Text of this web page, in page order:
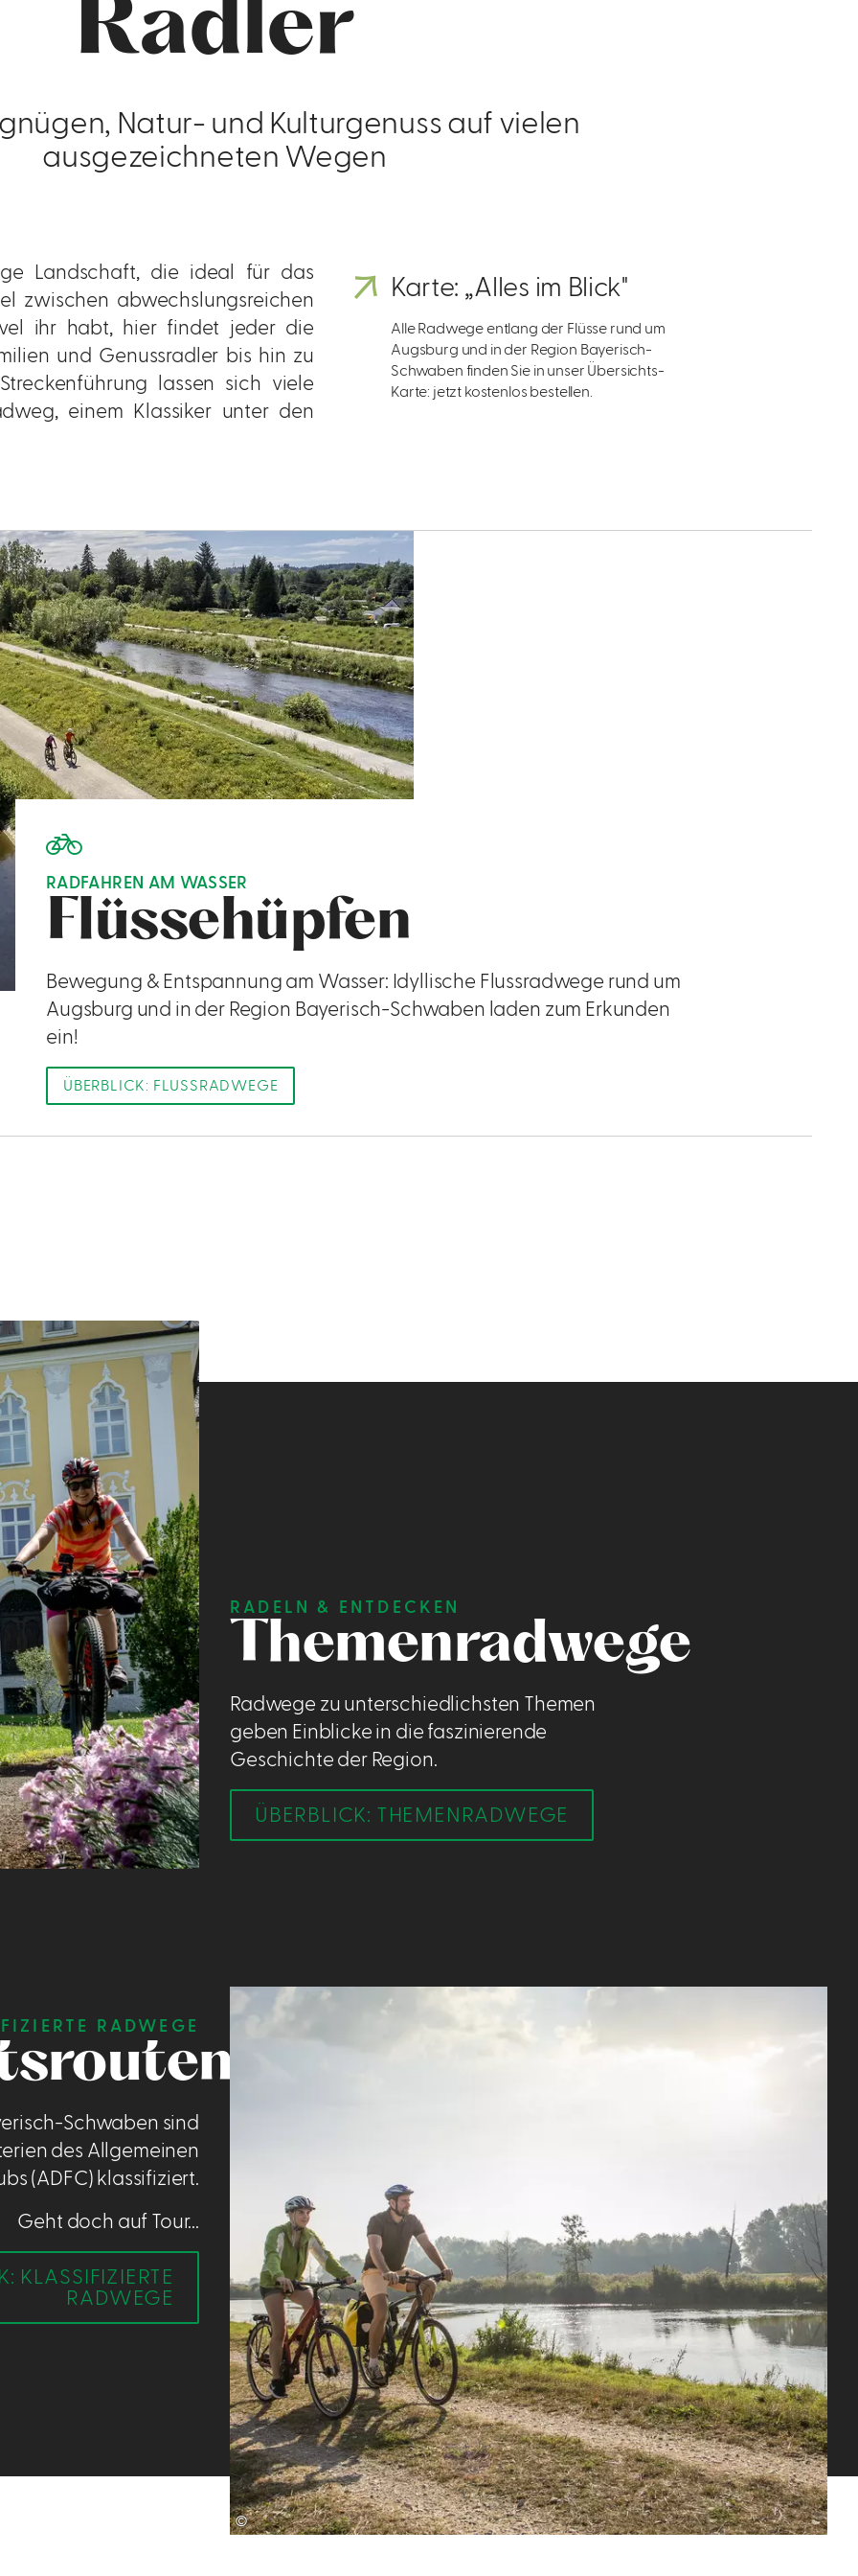
Radler
Natur- und Kulturgenuss auf vielen
ausgezeichneten Wegen
Landschaft, die ideal für das
zwischen abwechslungsreichen
ihr habt, hier findet jeder die
und Genussradler bis hin zu
lassen sich viele
einem Klassiker unter den
Karte: „Alles im Blick"
Alle Radwege entlang der Flüsse rund um
Augsburg und in der Region Bayerisch-
Schwaben finden Sie in unser Übersichts-
Karte: jetzt kostenlos bestellen.
RADFAHREN AM WASSER
Flüssehüpfen
Bewegung & Entspannung am Wasser: Idyllische Flussradwege rund um
Augsburg und in der Region Bayerisch-Schwaben laden zum Erkunden
ein!
ÜBERBLICK: FLUSSRADWEGE
RADELN & ENTDECKEN
Themenradwege
Radwege zu unterschiedlichsten Themen
geben Einblicke in die faszinierende
Geschichte der Region.
ÜBERBLICK: THEMENRADWEGE
©
RADWEGE
Schwaben sind
des Allgemeinen
(ADFC) klassifiziert.
Geht doch auf Tour...
KLASSIFIZIERTE
RADWEGE